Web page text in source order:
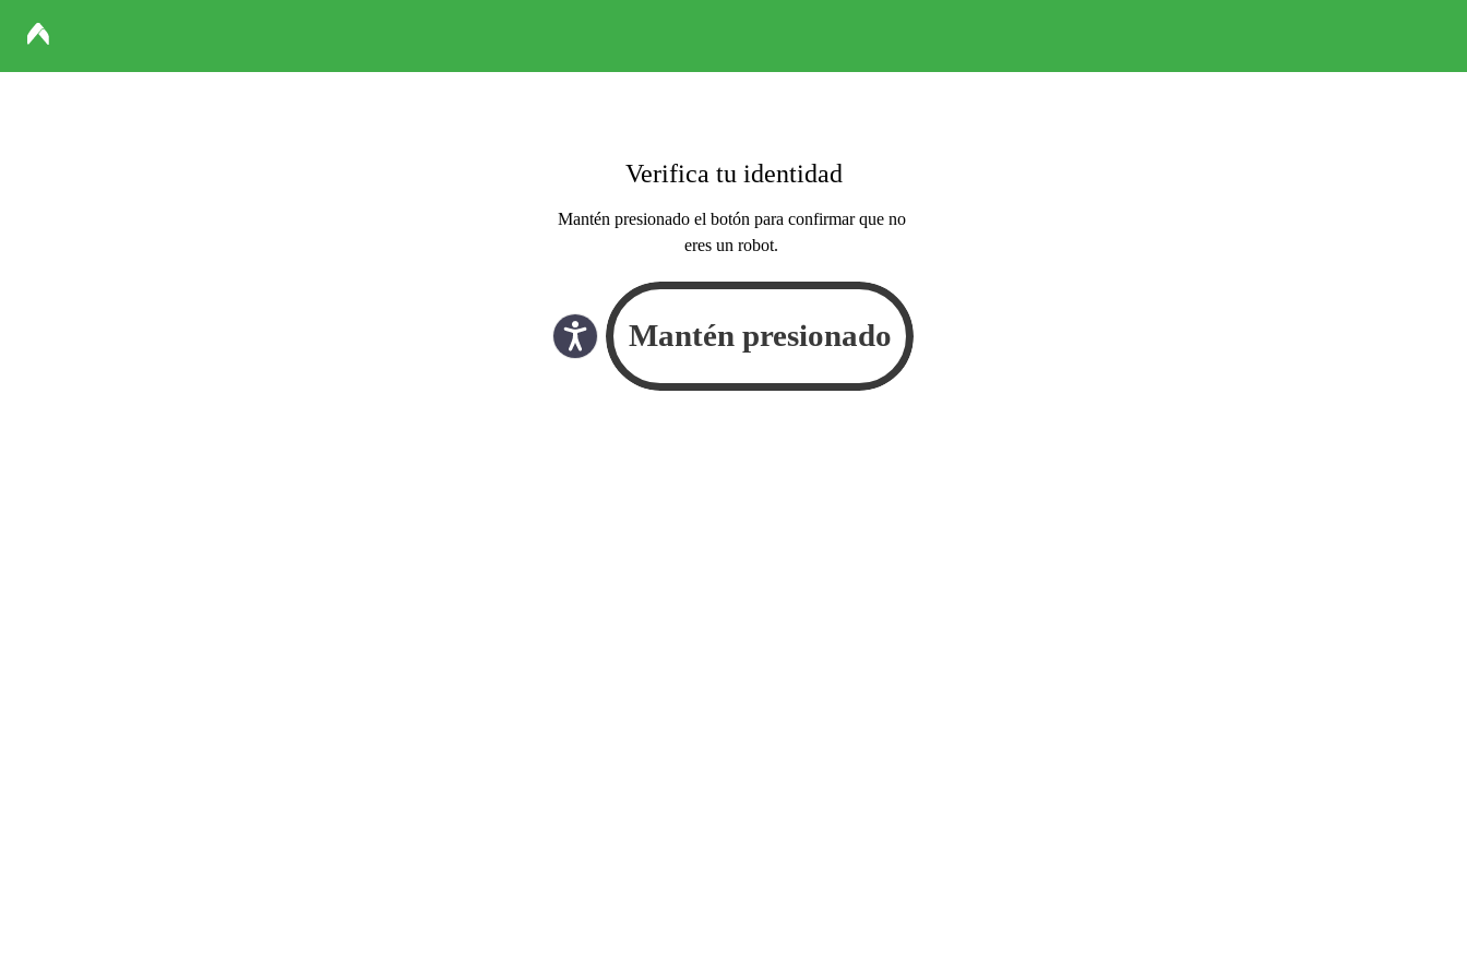
Verifica tu identidad
Mantén presionado el botón para confirmar que no
eres un robot.